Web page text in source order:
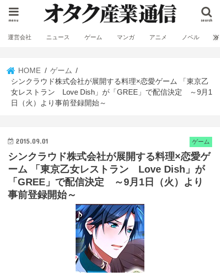
search
menu
運営会社 ニュース ゲーム マンガ アニメ ノベル
HOME
ゲーム
シンクラウド株式会社が展開する料理×恋愛ゲーム 「東京乙
女レストラン Love Dish」が「GREE」で配信決定 ～9月1
日（火）より事前登録開始～
ゲーム
2015.09.01
シンクラウド株式会社が展開する料理×恋愛ゲ
ーム 「東京乙女レストラン Love Dish」が
「GREE」で配信決定 ～9月1日（火）より
事前登録開始～